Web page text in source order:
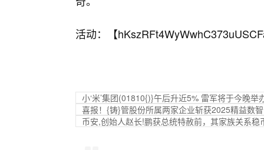
活动：【
小‘米’集团(01810{)}午后升近5% 雷军将于今晚举
喜报！{铸}管股份所属两家企业斩获2025精益数
币安,创始人赵长!鹏获总统特赦前，其家族关系